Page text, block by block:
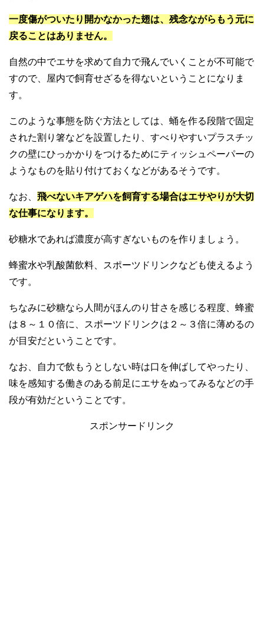
一度傷がついたり開かなかった翅は、残念ながらもう元に
戻ることはありません。
自然の中でエサを求めて自力で飛んでいくことが不可能で
すので、屋内で飼育せざるを得ないということになりま
す。
このような事態を防ぐ方法としては、蛹を作る段階で固定
された割り箸などを設置したり、すべりやすいプラスチッ
クの壁にひっかかりをつけるためにティッシュペーパーの
ようなものを貼り付けておくなどがあるそうです。
なお、 飛べないキアゲハを飼育する場合はエサやりが大切
な仕事になります。
砂糖水であれば濃度が高すぎないものを作りましょう。
蜂蜜水や乳酸菌飲料、スポーツドリンクなども使えるよう
です。
ちなみに砂糖なら人間がほんのり甘さを感じる程度、蜂蜜
は８～１０倍に、スポーツドリンクは２～３倍に薄めるの
が目安だということです。
なお、自力で飲もうとしない時は口を伸ばしてやったり、
味を感知する働きのある前足にエサをぬってみるなどの手
段が有効だということです。
スポンサードリンク